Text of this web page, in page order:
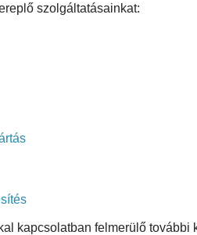
szolgáltatásainkat:
kapcsolatban felmerülő további